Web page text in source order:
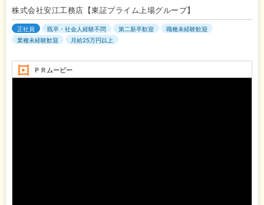
株式会社安江工務店【東証プライム上場グループ】
正社員 既卒・社会人経験不問 第二新卒歓迎
職種未経験歓迎
業種未経験歓迎
月給25万円以上
ＰＲムービー